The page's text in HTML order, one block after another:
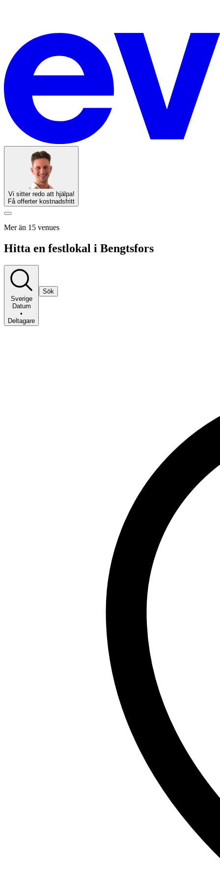
Vi sitter redo att hjälpa!
Få offerter kostnadsfritt
Mer än 15 venues
Hitta en festlokal i Bengtsfors
Sverige
Datum
•
Deltagare
Sök